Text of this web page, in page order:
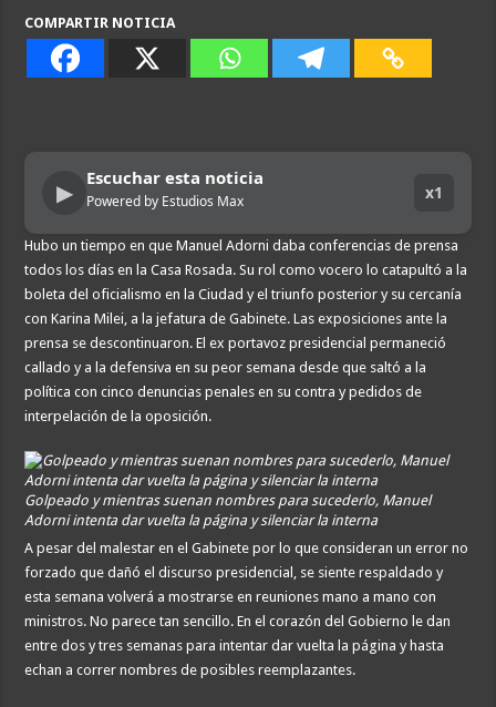
COMPARTIR NOTICIA
▶
Escuchar esta noticia
Powered by Estudios Max x1
Hubo un tiempo en que Manuel Adorni daba conferencias de prensa
todos los días en la Casa Rosada. Su rol como vocero lo catapultó a la
boleta del oficialismo en la Ciudad y el triunfo posterior y su cercanía
con Karina Milei, a la jefatura de Gabinete. Las exposiciones ante la
prensa se descontinuaron. El ex portavoz presidencial permaneció
callado y a la defensiva en su peor semana desde que saltó a la
política con cinco denuncias penales en su contra y pedidos de
interpelación de la oposición.
Golpeado y mientras suenan nombres para sucederlo, Manuel
Adorni intenta dar vuelta la página y silenciar la interna
A pesar del malestar en el Gabinete por lo que consideran un error no
forzado que dañó el discurso presidencial, se siente respaldado y
esta semana volverá a mostrarse en reuniones mano a mano con
ministros. No parece tan sencillo. En el corazón del Gobierno le dan
entre dos y tres semanas para intentar dar vuelta la página y hasta
echan a correr nombres de posibles reemplazantes.